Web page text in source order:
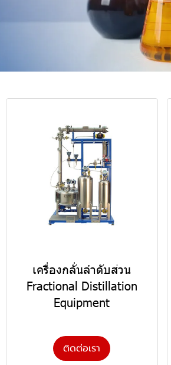
เครื่องกลั่นลำดับส่วน
Fractional Distillation
Equipment
ติดต่อเรา